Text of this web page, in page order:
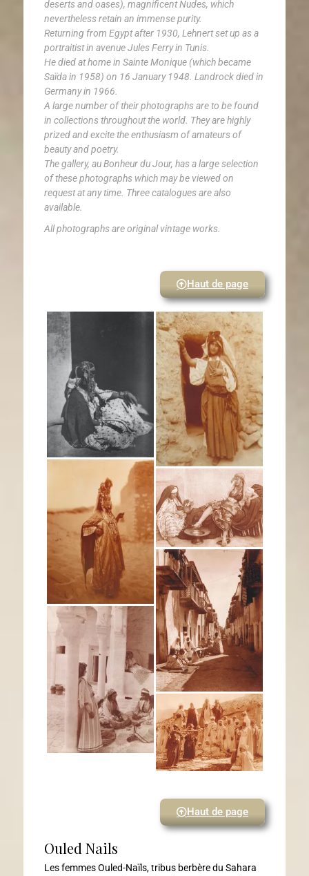
deserts and oases), magnificent Nudes, which
nevertheless retain an immense purity.
Returning from Egypt after 1930, Lehnert set up as a
portraitist in avenue Jules Ferry in Tunis.
He died at home in Sainte Monique (which became
Saïda in 1958) on 16 January 1948. Landrock died in
Germany in 1966.
A large number of their photographs are to be found
in collections throughout the world. They are highly
prized and excite the enthusiasm of amateurs of
beauty and poetry.
The gallery, au Bonheur du Jour, has a large selection
of these photographs which may be viewed on
request at any time. Three catalogues are also
available.
All photographs are original vintage works.
Haut de page
Haut de page
Ouled Nails
Les femmes Ouled-Naïls, tribus berbère du Sahara